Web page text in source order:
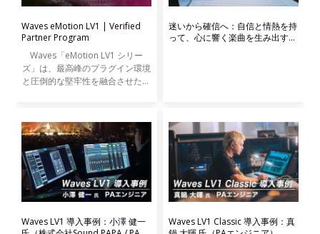
Waves eMotion LV1 | Verified
Partner Program
Waves「eMotion LV1 シリー
ズ」は、最高峰のプラグイン環境
と圧倒的な堅牢性を融合させた次
で活躍するトップエンジニアを
「Verification Partner」
迷いから確信へ：自信と情熱を持
って、心に響く楽曲を生み出す5
Waves LV1 導入事例：小澤 健一
Waves LV1 Classic 導入事例：真